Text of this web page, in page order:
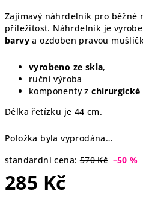
Zajímavý náhrdelník pro běžné
příležitost. Náhrdelník je
barvy a ozdoben pravou
vyrobeno ze skla,
ruční výroba
komponenty zchirurgické
Délka řetízku je 44 cm.
Položka byla vyprodána…
standardní cena: 570 Kč –50 %
285 Kč